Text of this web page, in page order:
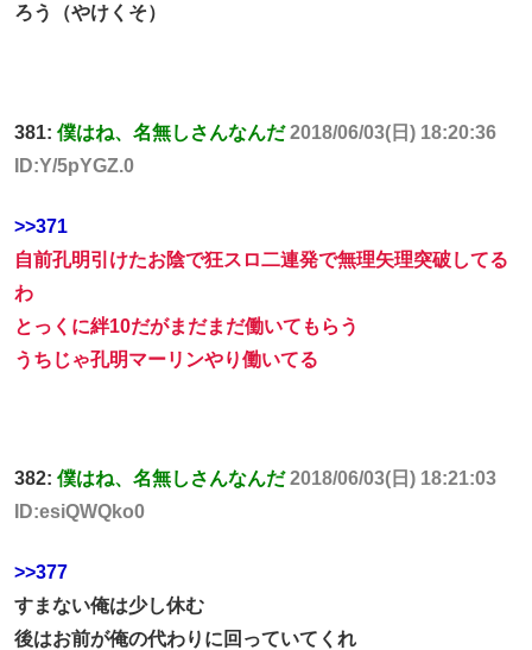
ろう（やけくそ）
381: 僕はね、名無しさんなんだ 2018/06/03(日) 18:20:36
ID:Y/5pYGZ.0
>>371
自前孔明引けたお陰で狂スロ二連発で無理矢理突破してる
わ
とっくに絆10だがまだまだ働いてもらう
うちじゃ孔明マーリンやり働いてる
382: 僕はね、名無しさんなんだ 2018/06/03(日) 18:21:03
ID:esiQWQko0
>>377
すまない俺は少し休む
後はお前が俺の代わりに回っていてくれ